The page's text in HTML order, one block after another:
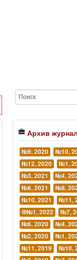
Архив
№9, 2020 №10,
№12, 2020
№1,
№3, 2021
№4,
№6, 2021
№8,
№10, 2021
№11,
Ф№1, 2022
№7,
№6, 2020
№4,
№2, 2020
№1,
№11, 2019
№10,